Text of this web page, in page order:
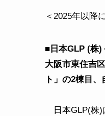
＜2025年以降
■日本GLP (株)
大阪市東住吉
ト」の2棟目
日本GLP(株)